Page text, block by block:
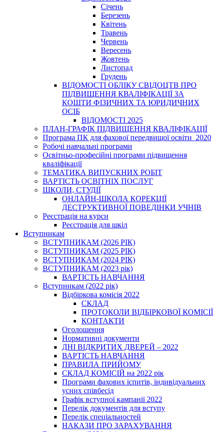
Січень
Березень
Квітень
Травень
Червень
Вересень
Жовтень
Листопад
Грудень
ВІДОМОСТІ ОБЛІКУ СВІДОЦТВ ПРО
ПІДВИЩЕННЯ КВАЛІФІКАЦІЇ ЗА
КОШТИ ФІЗИЧНИХ ТА ЮРИДИЧНИХ
ОСІБ
ВІДОМОСТІ 2025
ПЛАН-ГРАФІК ПІДВИЩЕННЯ КВАЛІФІКАЦІЇ
Програма ПК для фахової передвищої освіти_2020
Робочі навчальні програми
Освітньо-професійні програми підвищення
кваліфікації
ТЕМАТИКА ВИПУСКНИХ РОБІТ
ВАРТІСТЬ ОСВІТНІХ ПОСЛУГ
ШКОЛИ, СТУДІЇ
ОНЛАЙН-ШКОЛА КОРЕКЦІЇ
ДЕСТРУКТИВНОЇ ПОВЕДІНКИ УЧНІВ
Реєстрація на курси
Реєстрація для шкіл
Вступникам
ВСТУПНИКАМ (2026 РІК)
ВСТУПНИКАМ (2025 РІК)
ВСТУПНИКАМ (2024 РІК)
ВСТУПНИКАМ (2023 рік)
ВАРТІСТЬ НАВЧАННЯ
Вступникам (2022 рік)
Відбіркова комісія 2022
СКЛАД
ПРОТОКОЛИ ВІДБІРКОВОЇ КОМІСІЇ
КОНТАКТИ
Оголошення
Нормативні документи
ДНІ ВІДКРИТИХ ДВЕРЕЙ – 2022
ВАРТІСТЬ НАВЧАННЯ
ПРАВИЛА ПРИЙОМУ
СКЛАД КОМІСІЙ на 2022 рік
Програми фахових іспитів, індивідуальних
усних співбесід
Графік вступної кампанії 2022
Перелік документів для вступу
Перелік спеціальностей
НАКАЗИ ПРО ЗАРАХУВАННЯ